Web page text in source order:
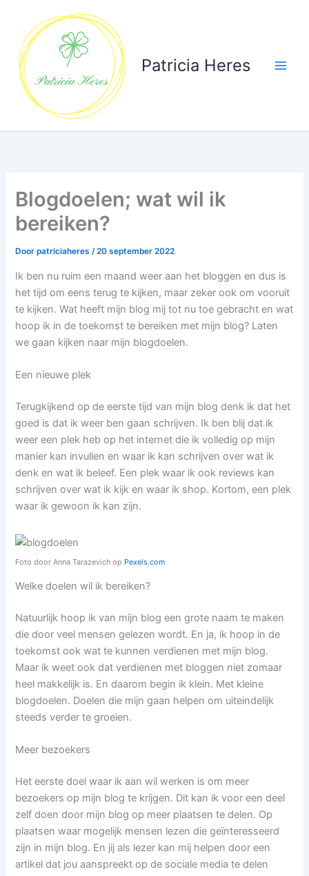
inhoud
Patricia Heres
Blogdoelen; wat wil ik
bereiken?
Doorpatriciaheres/20 september 2022
Ik ben nu ruim een maand weer aan het bloggen en dus is
het tijd om eens terug te kijken, maar zeker ook om vooruit
te kijken. Wat heeft mijn blog mij tot nu toe gebracht en wat
hoop ik in de toekomst te bereiken met mijn blog? Laten
we gaan kijken naar mijn blogdoelen.
Een nieuwe plek
Terugkijkend op de eerste tijd van mijn blog denk ik dat het
goed is dat ik weer ben gaan schrijven. Ik ben blij dat ik
weer een plek heb op het internet die ik volledig op mijn
manier kan invullen en waar ik kan schrijven over wat ik
denk en wat ik beleef. Een plek waar ik ook reviews kan
schrijven over wat ik kijk en waar ik shop. Kortom, een plek
waar ik gewoon ik kan zijn.
Foto door Anna Tarazevich op Pexels.com
Welke doelen wil ik bereiken?
Natuurlijk hoop ik van mijn blog een grote naam te maken
die door veel mensen gelezen wordt. En ja, ik hoop in de
toekomst ook wat te kunnen verdienen met mijn blog.
Maar ik weet ook dat verdienen met bloggen niet zomaar
heel makkelijk is. En daarom begin ik klein. Met kleine
blogdoelen. Doelen die mijn gaan helpen om uiteindelijk
steeds verder te groeien.
Meer bezoekers
Het eerste doel waar ik aan wil werken is om meer
bezoekers op mijn blog te krijgen. Dit kan ik voor een deel
zelf doen door mijn blog op meer plaatsen te delen. Op
plaatsen waar mogelijk mensen lezen die geïnteresseerd
zijn in mijn blog. En jij als lezer kan mij helpen door een
artikel dat jou aanspreekt op de sociale media te delen